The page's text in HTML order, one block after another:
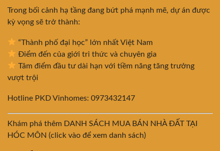
Trong bối cảnh hạ tầng đang bứt phá mạnh mẽ, dự án được
kỳ vọng sẽ trở thành:
“Thành phố đại học” lớn nhất Việt Nam
Điểm đến của giới tri thức và chuyên gia
Tâm điểm đầu tư dài hạn với tiềm năng tăng trưởng
vượt trội
Hotline PKD Vinhomes: 0973432147
Khám phá thêm DANH SÁCH MUA BÁN NHÀ ĐẤT TẠI
HÓC MÔN (click vào để xem danh sách)